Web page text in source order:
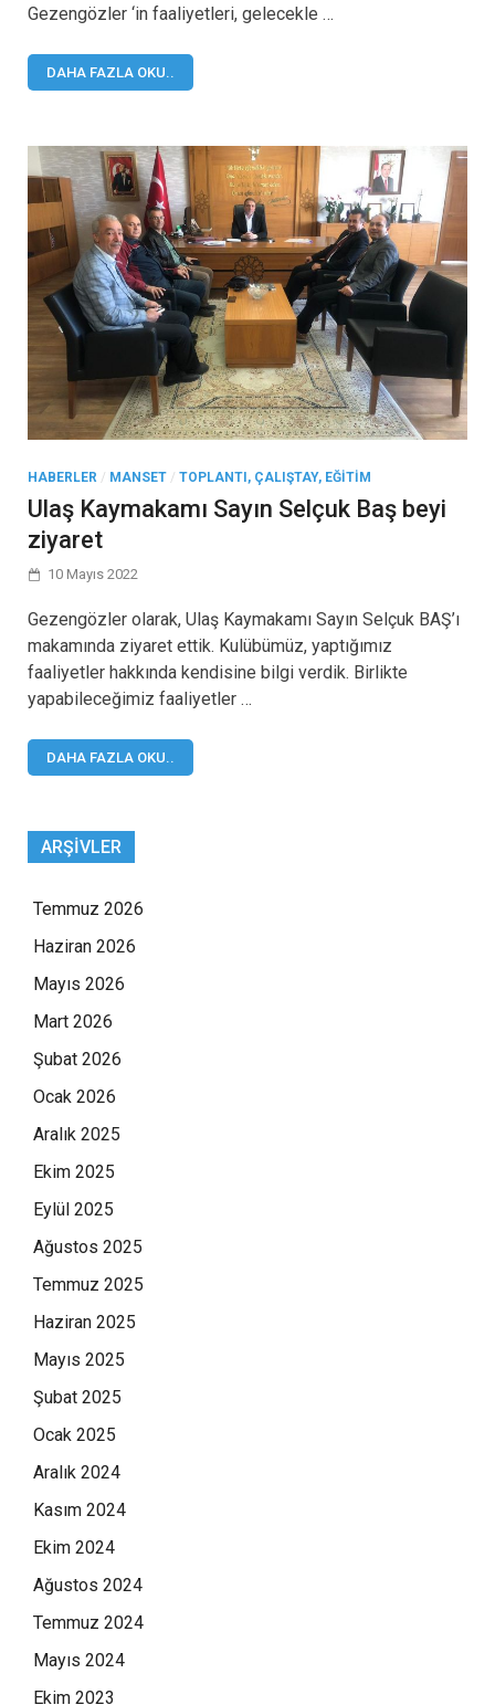
Gezengözler ‘in faaliyetleri, gelecekle …
DAHA FAZLA OKU..
HABERLER / MANSET / TOPLANTI, ÇALIŞTAY, EĞITIM
Ulaş Kaymakamı Sayın Selçuk Baş beyi
ziyaret
10 Mayıs 2022
Gezengözler olarak, Ulaş Kaymakamı Sayın Selçuk BAŞ’ı
makamında ziyaret ettik. Kulübümüz, yaptığımız
faaliyetler hakkında kendisine bilgi verdik. Birlikte
yapabileceğimiz faaliyetler …
DAHA FAZLA OKU..
ARŞIVLER
Temmuz 2026
Haziran 2026
Mayıs 2026
Mart 2026
Şubat 2026
Ocak 2026
Aralık 2025
Ekim 2025
Eylül 2025
Ağustos 2025
Temmuz 2025
Haziran 2025
Mayıs 2025
Şubat 2025
Ocak 2025
Aralık 2024
Kasım 2024
Ekim 2024
Ağustos 2024
Temmuz 2024
Mayıs 2024
Ekim 2023